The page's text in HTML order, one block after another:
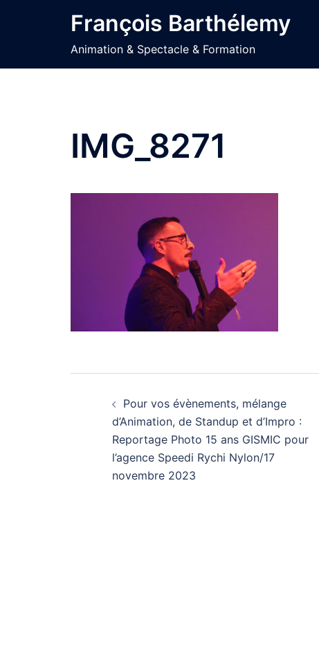
François Barthélemy
Animation & Spectacle & Formation
IMG_8271
d’article
Pour vos évènements, mélange
d’Animation, de Standup et d’Impro :
Reportage Photo 15 ans GISMIC pour
l’agence Speedi Rychi Nylon/17
novembre 2023